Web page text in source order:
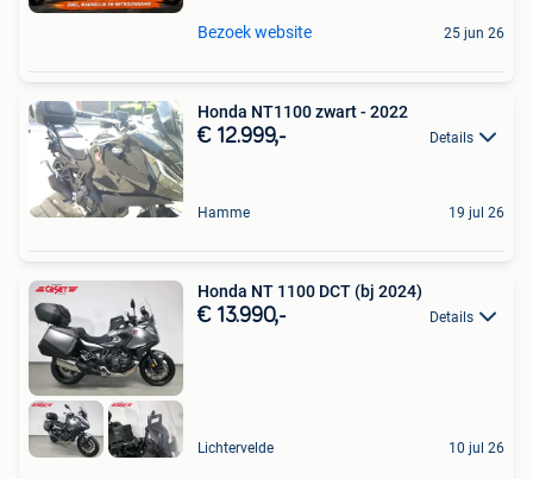
Bezoek website 25 jun 26
Honda NT1100 zwart - 2022
€ 12.999,- Details
Hamme 19 jul 26
Honda NT 1100 DCT (bj 2024)
€ 13.990,- Details
Lichtervelde 10 jul 26